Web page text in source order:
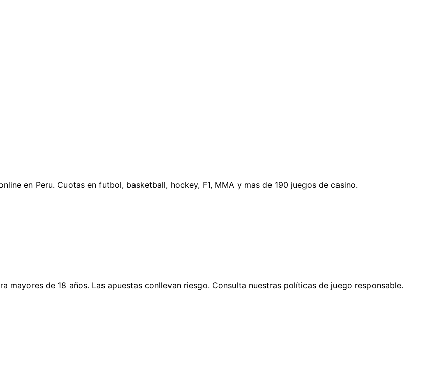
en Peru. Cuotas en futbol, basketball, hockey, F1, MMA y mas de 190 juegos de casino.
mayores de 18 años. Las apuestas conllevan riesgo. Consulta nuestras políticas de juego responsable.